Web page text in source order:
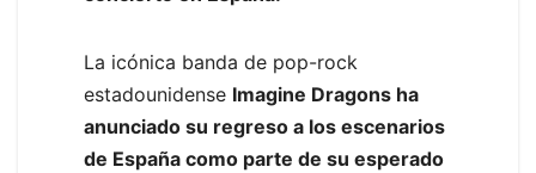
La icónica banda de pop-rock
estadounidense Imagine Dragons ha
anunciado su regreso a los escenarios
de España como parte de su esperado